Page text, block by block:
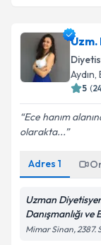
Aydın,
5 (
Ece hanım
olarakta...
Adres 1
Uzman
Danışmanlığı
Mimar Sinan, 2387.